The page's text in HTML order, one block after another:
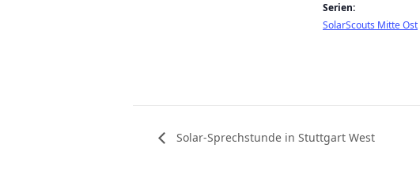
Serien:
SolarScouts Mitte Ost
Solar-Sprechstunde in Stuttgart West